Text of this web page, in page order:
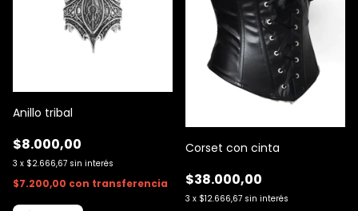
Anillo tribal
$8.000,00
3 x $2.666,67 sin interés
$7.200,00 con transferencia
Corset con cinta
$38.000,00
3 x $12.666,67 sin interés